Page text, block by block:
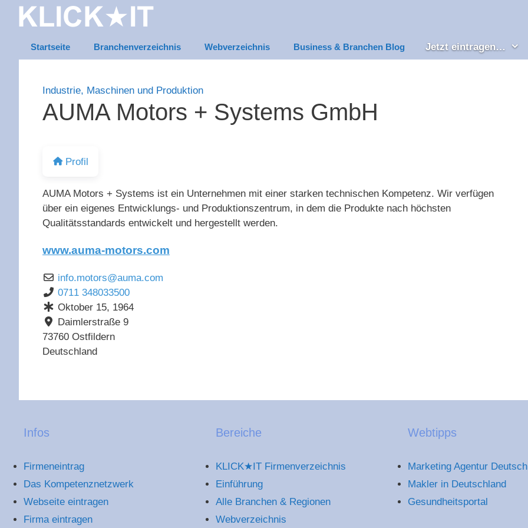
Inhalt
Startseite Branchenverzeichnis Webverzeichnis Business & Branchen Blog Jetzt eintragen…
Industrie, Maschinen und Produktion
AUMA Motors + Systems GmbH
Profil
AUMA Motors + Systems ist ein Unternehmen mit einer starken technischen Kompetenz. Wir verfügen
über ein eigenes Entwicklungs- und Produktionszentrum, in dem die Produkte nach höchsten
Qualitätsstandards entwickelt und hergestellt werden.
www.auma-motors.com
info.motors@auma.com
0711 348033500
Oktober 15, 1964
Daimlerstraße 9
73760 Ostfildern
Deutschland
Infos
Firmeneintrag
Das Kompetenznetzwerk
Webseite eintragen
Firma eintragen
Bereiche
KLICK★IT Firmenverzeichnis
Einführung
Alle Branchen & Regionen
Webverzeichnis
Webtipps
Marketing Agentur
Makler in Deutschland
Gesundheitsportal